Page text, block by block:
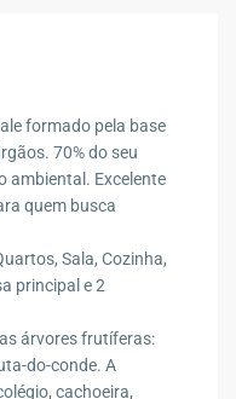
formado pela base
70% do seu
ambiental. Excelente
quem busca
Sala, Cozinha,
principal e 2
árvores frutíferas:
do-conde. A
cachoeira,